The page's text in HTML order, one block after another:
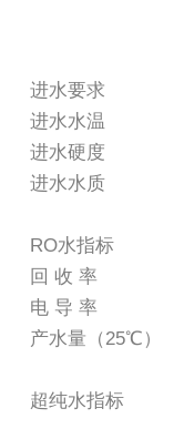
进水要求
进水水温
进水硬度
进水水质
RO水指标
回 收 率
电 导 率
产水量（25℃）
超纯水指标